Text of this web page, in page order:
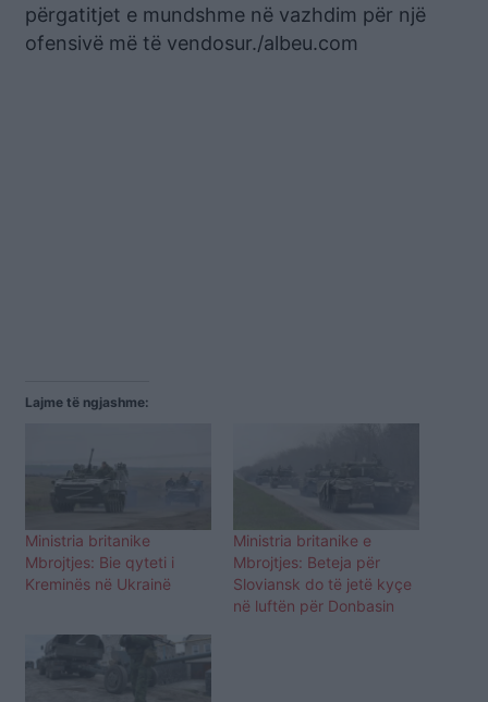
përgatitjet e mundshme në vazhdim për një
ofensivë më të vendosur./albeu.com
Lajme të ngjashme:
Ministria britanike
Mbrojtjes: Bie qyteti i
Kreminës në Ukrainë
Ministria britanike e
Mbrojtjes: Beteja për
Sloviansk do të jetë kyçe
në luftën për Donbasin